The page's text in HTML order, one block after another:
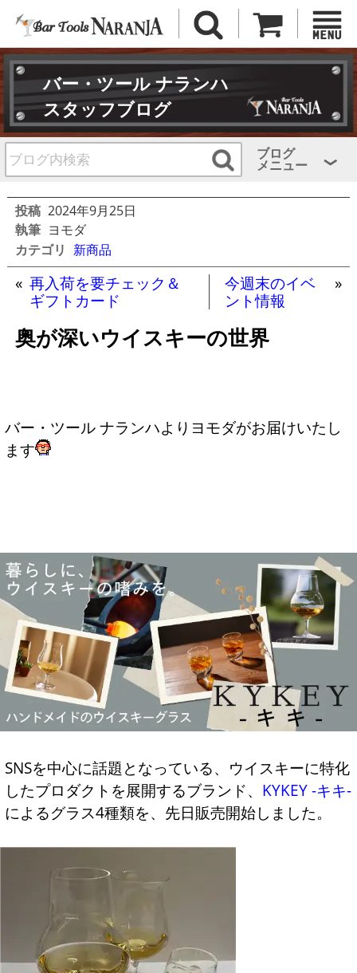
バー・ツール ナランハ
スタッフブログ
ブログ
メニュー
投稿 2024年9月25日
執筆 ヨモダ
カテゴリ 新商品
« 再入荷を要チェック＆
ギフトカード
今週末のイベ
ント情報
»
奥が深いウイスキーの世界
バー・ツール ナランハよりヨモダがお届けいたし
ます
SNSを中心に話題となっている、ウイスキーに特化
したプロダクトを展開するブランド、 KYKEY -キキ-
によるグラス4種類を、先日販売開始しました。